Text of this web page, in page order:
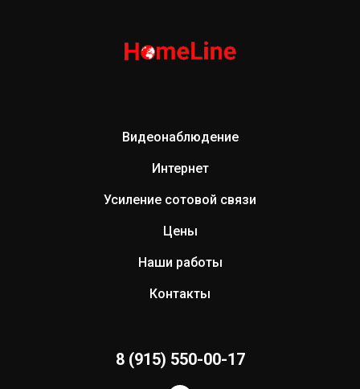
Видеонаблюдение
Интернет
Усиление сотовой связи
Цены
Наши работы
Контакты
8 (915) 550-00-17